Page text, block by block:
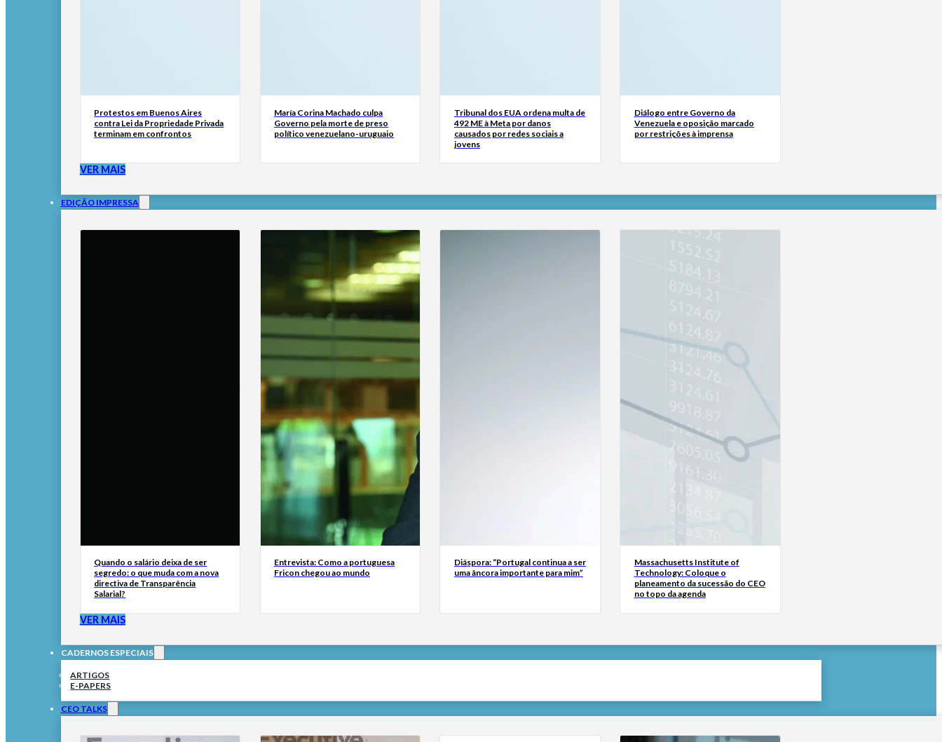
Protestos em Buenos Aires
contra Lei da Propriedade Privada
terminam em confrontos
María Corina Machado culpa
Governo pela morte de preso
político venezuelano-uruguaio
Tribunal dos EUA ordena multa de
492 ME à Meta por danos
causados por redes sociais a
jovens
Diálogo entre Governo da
Venezuela e oposição marcado
por restrições à imprensa
VER MAIS
EDIÇÃO IMPRESSA
Quando o salário deixa de ser
segredo: o que muda com a nova
directiva de Transparência
Salarial?
Entrevista: Como a portuguesa
Fricon chegou ao mundo
Diáspora: “Portugal continua a ser
uma âncora importante para mim”
Massachusetts Institute of
Technology: Coloque o
planeamento da sucessão do CEO
no topo da agenda
VER MAIS
CADERNOS ESPECIAIS
ARTIGOS
E-PAPERS
CEO TALKS